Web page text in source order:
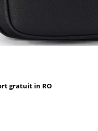
gratuit in RO